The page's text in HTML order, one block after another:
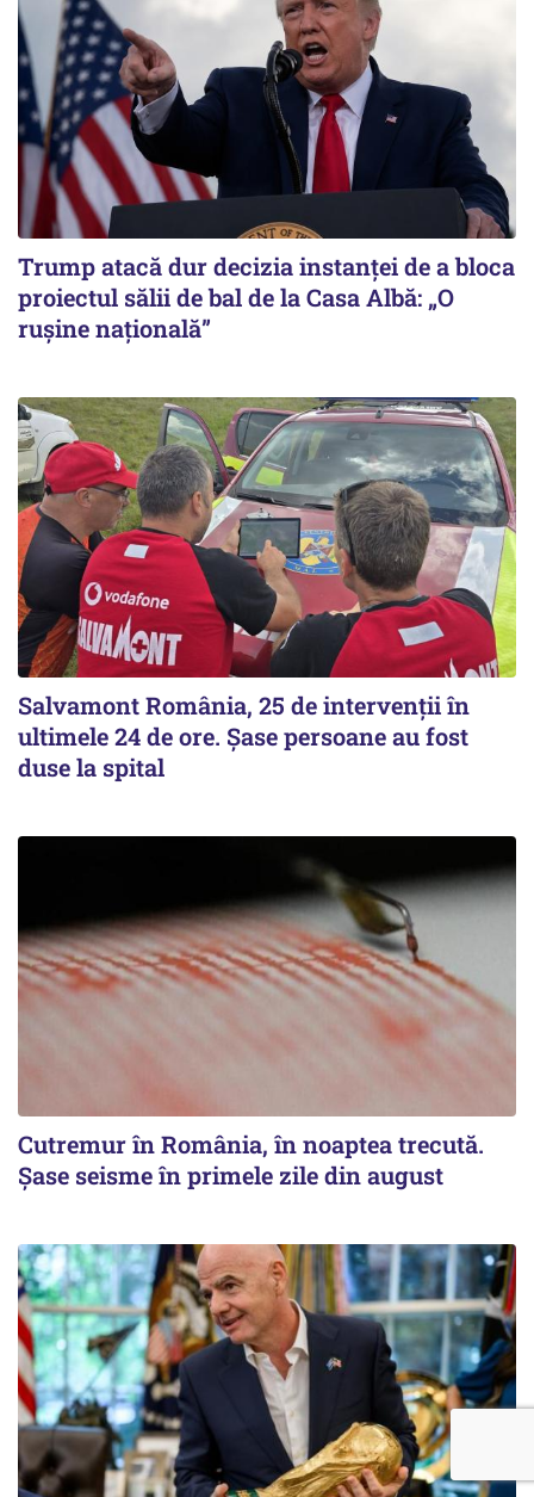
Trump atacă dur decizia instanţei de a bloca
proiectul sălii de bal de la Casa Albă: „O
ruşine naţională”
Salvamont România, 25 de intervenții în
ultimele 24 de ore. Șase persoane au fost
duse la spital
Cutremur în România, în noaptea trecută.
Șase seisme în primele zile din august